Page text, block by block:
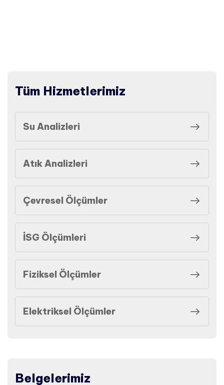
Tüm Hizmetlerimiz
Su Analizleri
Atık Analizleri
Çevresel Ölçümler
İSG Ölçümleri
Fiziksel Ölçümler
Elektriksel Ölçümler
Belgelerimiz